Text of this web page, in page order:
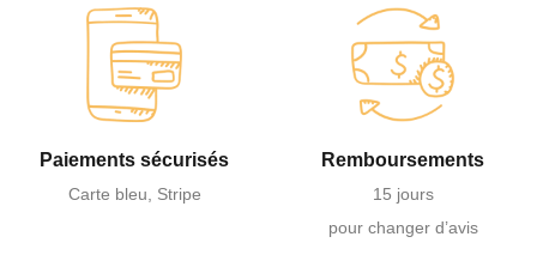
Paiements sécurisés
Carte bleu, Stripe
Remboursements
15 jours
pour changer d’avis